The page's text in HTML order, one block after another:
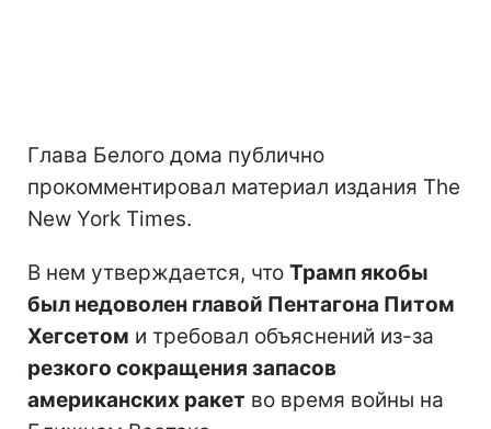
Глава Белого дома публично
прокомментировал материал издания The
New York Times.
В нем утверждается, что Трамп якобы
был недоволен главой Пентагона Питом
Хегсетом и требовал объяснений из-за
резкого сокращения запасов
американских ракет во время войны на